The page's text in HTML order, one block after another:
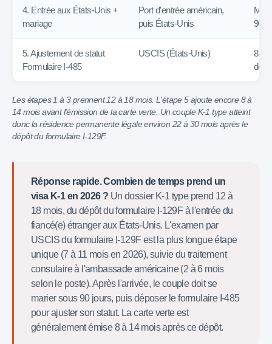
4. Entrée aux États-Unis +
mariage
Port d'entrée américain,
puis États-Unis
90
5. Ajustement de statut
Formulaire I-485
USCIS (États-Unis)
8 à
Les étapes 1 à 3 prennent 12 à 18 mois. L'étape 5 ajoute encore 8 à
14 mois avant l'émission de la carte verte. Un couple K-1 type atteint
donc la résidence permanente légale environ 22 à 30 mois après le
dépôt du formulaire I-129F.
Réponse rapide. Combien de temps prend un
visa K-1 en 2026 ? Un dossier K-1 type prend 12 à
18 mois, du dépôt du formulaire I-129F à l'entrée du
fiancé(e) étranger aux États-Unis. L'examen par
USCIS du formulaire I-129F est la plus longue étape
unique (7 à 11 mois en 2026), suivie du traitement
consulaire à l'ambassade américaine (2 à 6 mois
selon le poste). Après l'arrivée, le couple doit se
marier sous 90 jours, puis déposer le formulaire I-485
pour ajuster son statut. La carte verte est
généralement émise 8 à 14 mois après ce dépôt.